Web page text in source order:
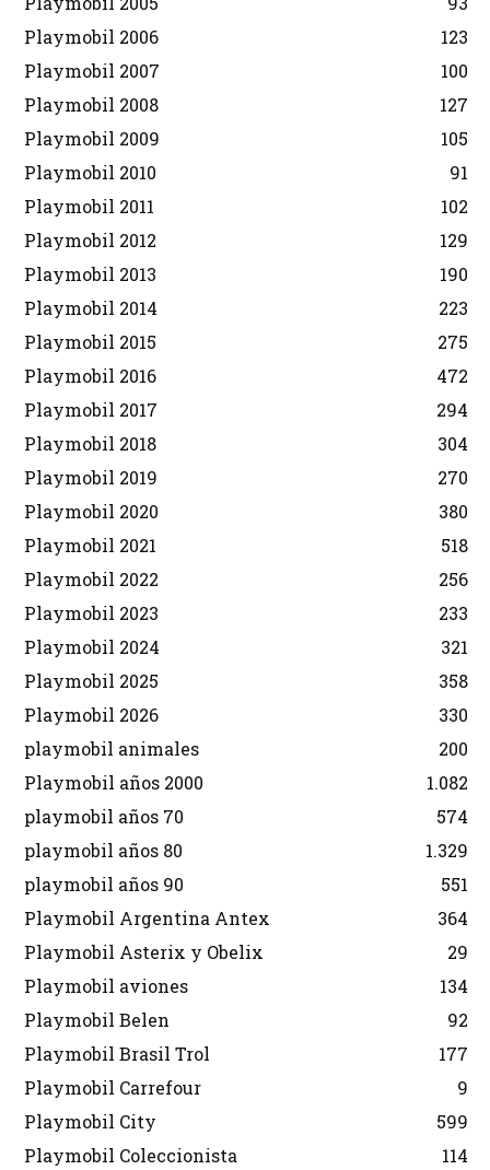
Playmobil 2006
123
Playmobil 2007
100
Playmobil 2008
127
Playmobil 2009
105
Playmobil 2010
91
Playmobil 2011
102
Playmobil 2012
129
Playmobil 2013
190
Playmobil 2014
223
Playmobil 2015
275
Playmobil 2016
472
Playmobil 2017
294
Playmobil 2018
304
Playmobil 2019
270
Playmobil 2020
380
Playmobil 2021
518
Playmobil 2022
256
Playmobil 2023
233
Playmobil 2024
321
Playmobil 2025
358
Playmobil 2026
330
playmobil animales
200
Playmobil años 2000
1.082
playmobil años 70
574
playmobil años 80
1.329
playmobil años 90
551
Playmobil Argentina Antex
364
Playmobil Asterix y Obelix
29
Playmobil aviones
134
Playmobil Belen
92
Playmobil Brasil Trol
177
Playmobil Carrefour
9
Playmobil City
599
Playmobil Coleccionista
114